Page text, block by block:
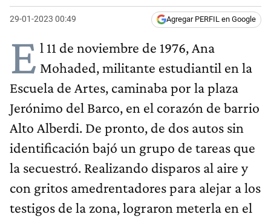
29-01-2023 00:49 Agregar PERFIL en Google
E l 11 de noviembre de 1976, Ana
Mohaded, militante estudiantil en la
Escuela de Artes, caminaba por la plaza
Jerónimo del Barco, en el corazón de barrio
Alto Alberdi. De pronto, de dos autos sin
identificación bajó un grupo de tareas que
la secuestró. Realizando disparos al aire y
con gritos amedrentadores para alejar a los
testigos de la zona, lograron meterla en el